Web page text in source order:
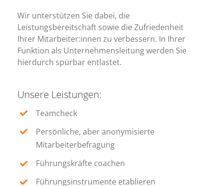
Wir unterstützen Sie dabei, die
Leistungsbereitschaft sowie die Zufriedenheit
Ihrer Mitarbeiter:innen zu verbessern. In Ihrer
Funktion als Unternehmensleitung werden Sie
hierdurch spürbar entlastet.
Unsere Leistungen:
Teamcheck
Persönliche, aber anonymisierte
Mitarbeiterbefragung
Führungskräfte coachen
Führungsinstrumente etablieren